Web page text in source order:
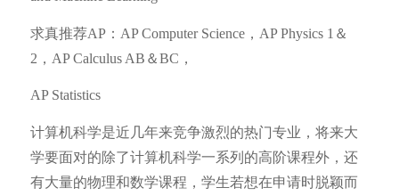
求真推荐AP：AP Computer Science，AP Physics 1＆
2，AP Calculus AB＆BC，
AP Statistics
计算机科学是近几年来竞争激烈的热门专业，将来大
学要面对的除了计算机科学一系列的高阶课程外，还
有大量的物理和数学课程，学生若想在申请时脱颖而